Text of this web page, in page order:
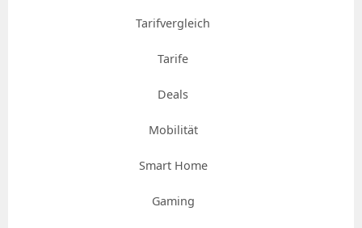
Tarifvergleich
Tarife
Deals
Mobilität
Smart Home
Gaming